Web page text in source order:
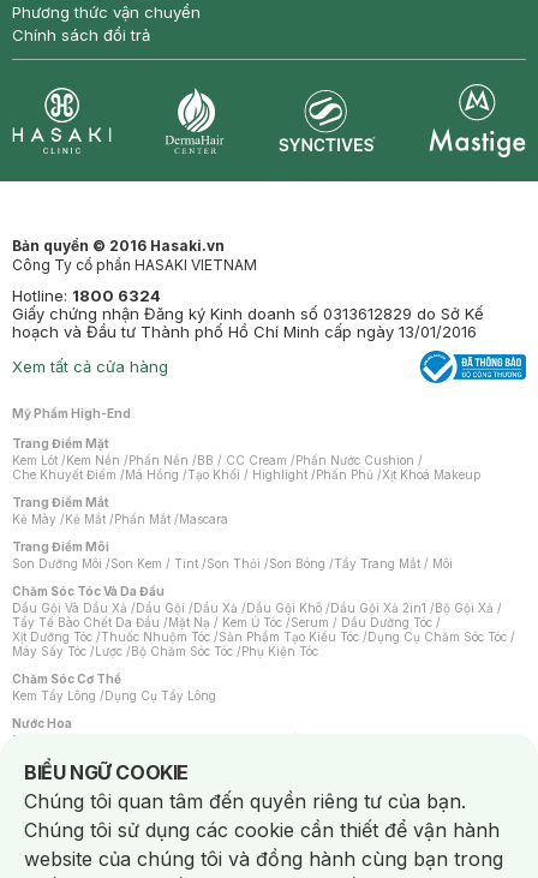
Phương thức vận chuyển
Chính sách đổi trả
Bản quyền © 2016 Hasaki.vn
Công Ty cổ phần HASAKI VIETNAM
Hotline: 1800 6324
Giấy chứng nhận Đăng ký Kinh doanh số 0313612829 do Sở Kế
hoạch và Đầu tư Thành phố Hồ Chí Minh cấp ngày 13/01/2016
Xem tất cả cửa hàng
Mỹ Phẩm High-End
Trang Điểm Mặt
Kem Lót /Kem Nền /Phấn Nền /BB / CC Cream /Phấn Nước Cushion /
Che Khuyết Điểm /Má Hồng /Tạo Khối / Highlight /Phấn Phủ /Xịt Khoá Makeup
Trang Điểm Mắt
Kẻ Mày /Kẻ Mắt /Phấn Mắt /Mascara
Trang Điểm Môi
Son Dưỡng Môi /Son Kem / Tint /Son Thỏi /Son Bóng /Tẩy Trang Mắt / Môi
Chăm Sóc Tóc Và Da Đầu
Dầu Gội Và Dầu Xả /Dầu Gội /Dầu Xả /Dầu Gội Khô /Dầu Gội Xả 2in1 /Bộ Gội Xả /
Tẩy Tế Bào Chết Da Đầu /Mặt Nạ / Kem Ủ Tóc /Serum / Dầu Dưỡng Tóc /
Xịt Dưỡng Tóc /Thuốc Nhuộm Tóc /Sản Phẩm Tạo Kiểu Tóc /Dụng Cụ Chăm Sóc Tóc /
Máy Sấy Tóc /Lược /Bộ Chăm Sóc Tóc /Phụ Kiện Tóc
Chăm Sóc Cơ Thể
Kem Tẩy Lông /Dụng Cụ Tẩy Lông
Nước Hoa
Nước Hoa Nữ
Chăm Sóc Cá Nhân
Chống Muỗi /Khẩu Trang /Máy Massage/Mặt Nạ Xông Hơi /Nước Rửa Tay/
Sản Phẩm Chăm Sóc Khác /Bàn Chải Đánh Răng /Bàn Chải Điện/
Hỗ Trợ Trắng Răng/Kem Đánh Răng /Máy Tăm Nước/ Nước Súc Miệng/
Tăm / Chỉ Nha Khoa/ Xịt Thơm Miệng / Dung Dịch Vệ Sinh/Dưỡng Vùng Kín/
Khăn Ướt Vệ Sinh Vùng Kín/Băng Vệ Sinh/Tampon/Bọt Cạo Râu /Dao Cạo Râu/
Máy Cạo Râu
BIỂU NGỮ COOKIE
Notice about cookies usage
Chúng tôi quan tâm đến quyền riêng tư của bạn.
Chúng tôi sử dụng các cookie cần thiết để vận hành
website của chúng tôi và đồng hành cùng bạn trong